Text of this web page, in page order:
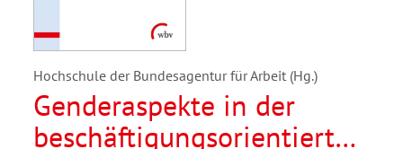
Hochschule der Bundesagentur für Arbeit (Hg.)
Genderaspekte in der
beschäftigungsorientierten